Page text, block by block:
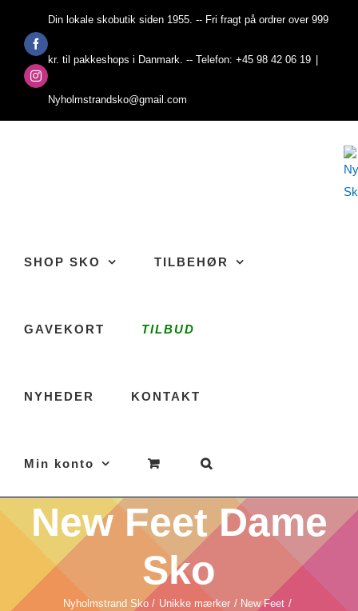
contentFacebook
Instagram
Din lokale skobutik siden 1955. -- Fri fragt på ordrer over 999
kr. til pakkeshops i Danmark. -- Telefon: +45 98 42 06 19
Nyholmstrandsko@gmail.com
SHOP SKO TILBEHØR
GAVEKORT TILBUD
NYHEDER KONTAKT
Min konto
New Feet Dame
Sko
Nyholmstrand Sko Unikke mærker
New Feet